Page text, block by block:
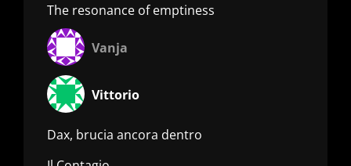
The resonance of emptiness
Vanja
Vittorio
Dax, brucia ancora dentro